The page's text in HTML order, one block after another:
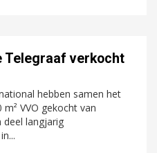
Telegraaf verkocht
hebben samen het
VVO gekocht van
deel langjarig